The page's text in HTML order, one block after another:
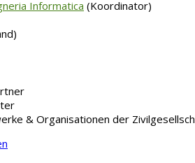
Informatica (Koordinator)
& Organisationen der